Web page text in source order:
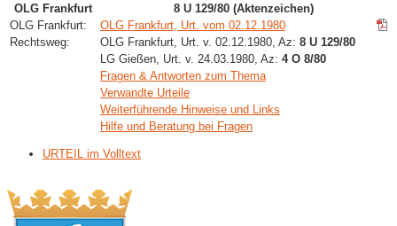
OLG Frankfurt
8 U 129/80 (Aktenzeichen)
OLG Frankfurt:
OLG Frankfurt, Urt. vom 02.12.1980
Rechtsweg:
OLG Frankfurt, Urt. v. 02.12.1980, Az: 8 U 129/80
LG Gießen, Urt. v. 24.03.1980, Az: 4 O 8/80
Fragen & Antworten zum Thema
Verwandte Urteile
Weiterführende Hinweise und Links
Hilfe und Beratung bei Fragen
URTEIL im Volltext